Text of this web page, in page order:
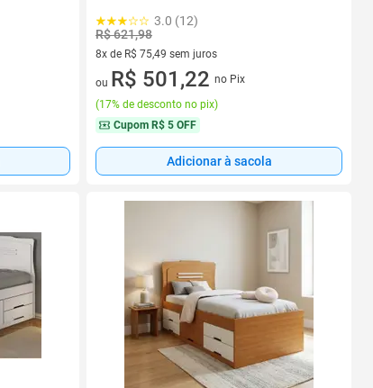
3.0 (12)
R$ 621,98
8x de R$ 75,49 sem juros
8 vez de R$ 75,49 sem juros
ou R$ 501,22 no Pix
(17% de desconto no pix)
Cupom R$ 5 OFF
Adicionar à sacola